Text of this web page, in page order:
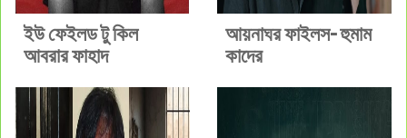
ইউ ফেইলড টু কিল
আবরার ফাহাদ
আয়নাঘর ফাইলস- হুমাম
কাদের